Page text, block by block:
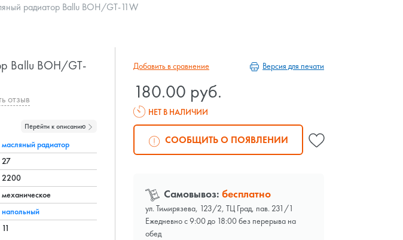
радиатор Ballu BOH/GT-11W
Ballu BOH/GT-
отзыв
Перейти к описанию
масляный радиатор
27
2200
механическое
напольный
11
Добавить в сравнение Версия для печати
180.00 руб.
НЕТ В НАЛИЧИИ
СООБЩИТЬ О ПОЯВЛЕНИИ
Самовывоз: бесплатно
ул. Тимирязева, 123/2, ТЦ Град, пав. 231/1
Ежедневно с 9:00 до 18:00 без перерыва на
обед